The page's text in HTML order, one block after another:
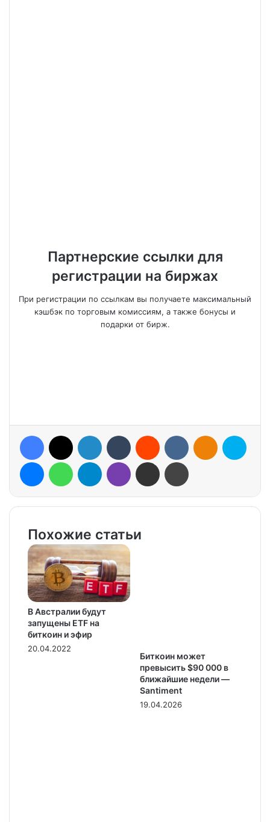
Партнерские ссылки для
регистрации на биржах
При регистрации по ссылкам вы получаете максимальный
кэшбэк по торговым комиссиям, а также бонусы и
подарки от бирж.
Похожие статьи
В Австралии будут
запущены ETF на
биткоин и эфир
20.04.2022
Биткоин может
превысить $90 000 в
ближайшие недели —
Santiment
19.04.2026